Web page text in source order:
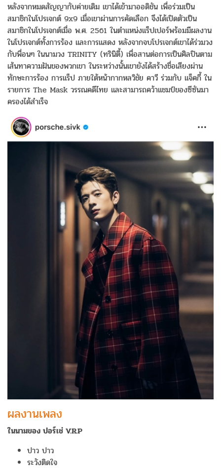
หลังจากหมดสัญญากับค่ายเดิม เขาได้เข้ามาออดิชัน เพื่อร่วมเป็น
สมาชิกในโปรเจกต์ 9x9 เมื่อเขาผ่านการคัดเลือก จึงได้เปิดตัวเป็น
สมาชิกในโปรเจกต์เมื่อ พ.ศ. 2561 ในตำแหน่งแร็ปเปอร์พร้อมมีผลงาน
ในโปรเจกต์ทั้งการร้อง และการแสดง หลังจากจบโปรเจกต์เขาได้ร่วมวง
กับพื่อนๆ ในนามวง TRINITY (ทรินิตี้) เพื่อสานต่อการเป็นศิลปินตาม
เส้นทาความฝันของพวกเขา ในระหว่างนั้นเขายังได้สร้างชื่อเสียงผ่าน
ทักษะการร้อง การแร็ป ภายใต้หน้ากากหลวิชัย คาวี ร่วมกับ แจ็คกี้ ใน
รายการ The Mask วรรณคดีไทย และสามารถคว้าแชมป์ของซีซันมา
ครองได้สำเร็จ
ผลงานเพลง
ในนามของ ปอร์เช่ V.R.P
ปาว ปาว
ระวังติดใจ